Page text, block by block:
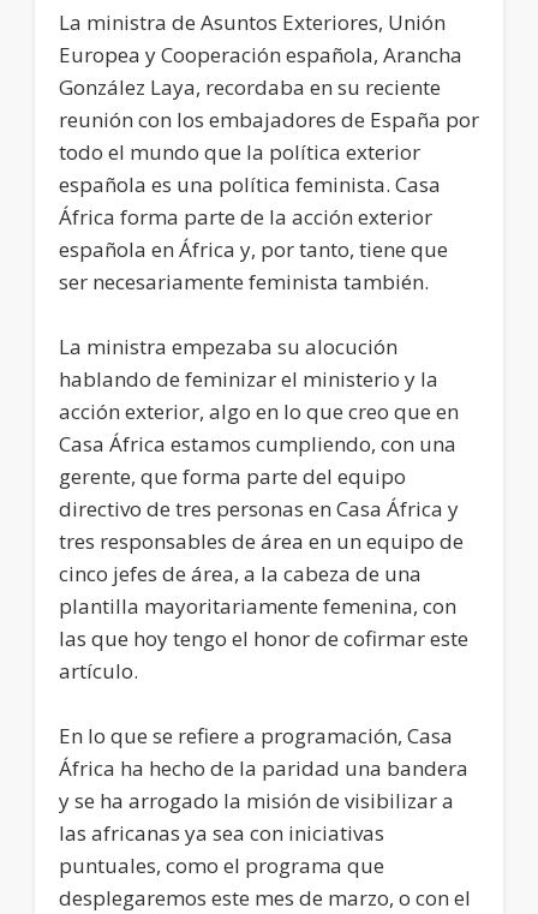
La ministra de Asuntos Exteriores, Unión
Europea y Cooperación española, Arancha
González Laya, recordaba en su reciente
reunión con los embajadores de España por
todo el mundo que la política exterior
española es una política feminista. Casa
África forma parte de la acción exterior
española en África y, por tanto, tiene que
ser necesariamente feminista también.
La ministra empezaba su alocución
hablando de feminizar el ministerio y la
acción exterior, algo en lo que creo que en
Casa África estamos cumpliendo, con una
gerente, que forma parte del equipo
directivo de tres personas en Casa África y
tres responsables de área en un equipo de
cinco jefes de área, a la cabeza de una
plantilla mayoritariamente femenina, con
las que hoy tengo el honor de cofirmar este
artículo.
En lo que se refiere a programación, Casa
África ha hecho de la paridad una bandera
y se ha arrogado la misión de visibilizar a
las africanas ya sea con iniciativas
puntuales, como el programa que
desplegaremos este mes de marzo, o con el